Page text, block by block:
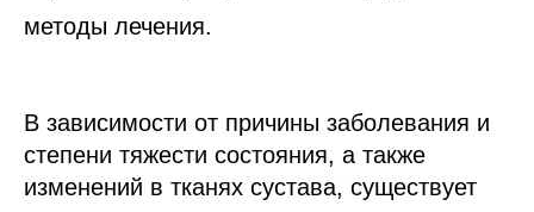
методы лечения.
В зависимости от причины заболевания и
степени тяжести состояния, а также
изменений в тканях сустава, существует